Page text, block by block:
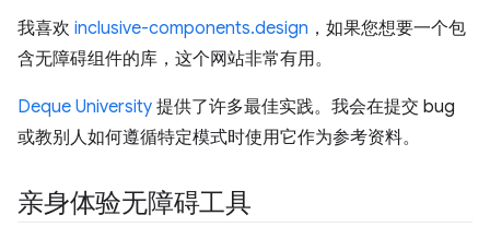
我喜欢 inclusive-components.design ，如果您想要一个包
含无障碍组件的库，这个网站非常有用。
Deque University 提供了许多最佳实践。我会在提交 bug
或教别人如何遵循特定模式时使用它作为参考资料。
亲身体验无障碍工具